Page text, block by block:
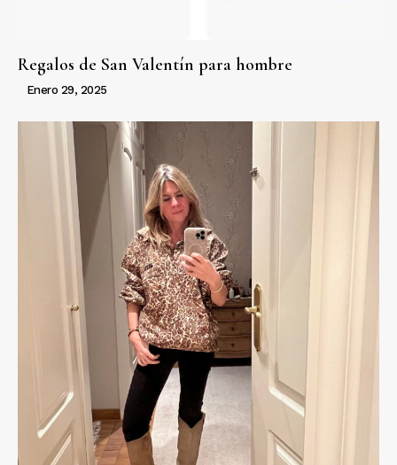
Regalos de San Valentín para hombre
Enero 29, 2025